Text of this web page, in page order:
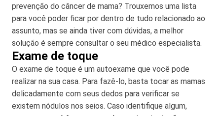
prevenção do câncer de mama? Trouxemos uma lista
para você poder ficar por dentro de tudo relacionado ao
assunto, mas se ainda tiver com dúvidas, a melhor
solução é sempre consultar o seu médico especialista.
Exame de toque
O exame de toque é um autoexame que você pode
realizar na sua casa. Para fazê-lo, basta tocar as mamas
delicadamente com seus dedos para verificar se
existem nódulos nos seios. Caso identifique algum,